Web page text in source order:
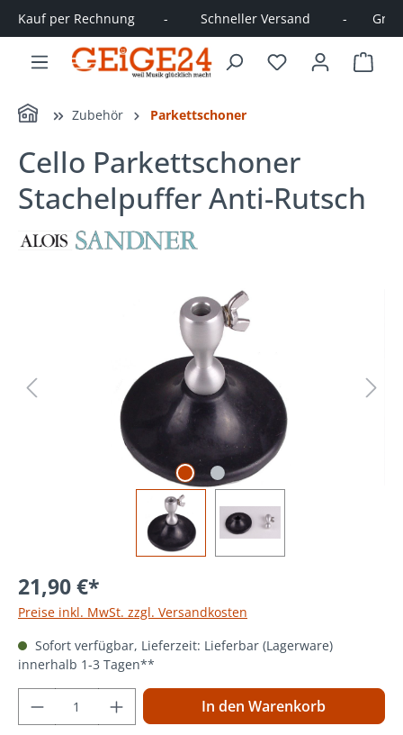
springen
Kauf per Rechnung        -         Schneller Versand         -
Home Zubehör Parkettschoner
Cello Parkettschoner
Stachelpuffer Anti-Rutsch
21,90 €*
Preise inkl. MwSt. zzgl. Versandkosten
Sofort verfügbar, Lieferzeit: Lieferbar (Lagerware)
innerhalb 1-3 Tagen**
Produkt Anzahl: Gib den gewünschten
In den Warenkorb